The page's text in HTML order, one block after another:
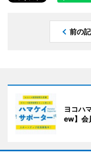
前の
ヨコハ
ew】会